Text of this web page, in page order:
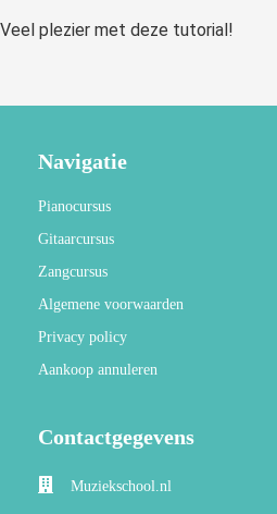
Veel plezier met deze tutorial!
Navigatie
Pianocursus
Gitaarcursus
Zangcursus
Algemene voorwaarden
Privacy policy
Aankoop annuleren
Contactgegevens
Muziekschool.nl